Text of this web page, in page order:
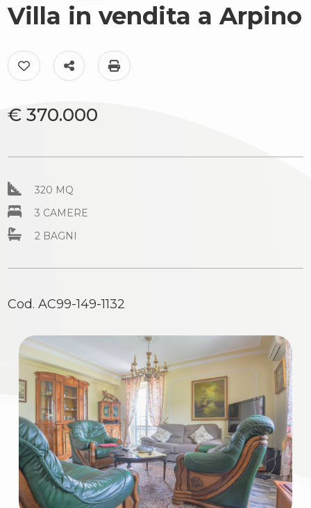
Villa in vendita a Arpino
Preferiti: Cod. AC99-149-1132
Condividi
€ 370.000
320 MQ
3 CAMERE
2 BAGNI
Cod. AC99-149-1132
territorio
Comune
Tipologia
-
multiscelta
Qualsiasi
Residenziali
Commerciali
Industriali
Terreni
Prezzo